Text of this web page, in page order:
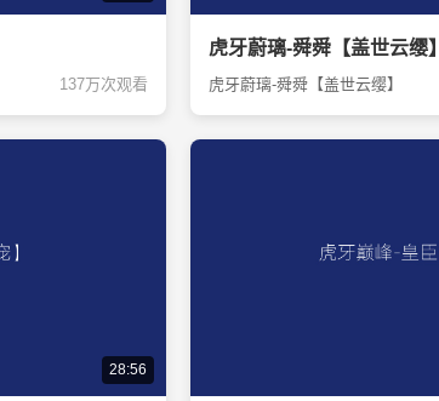
137万次观看
虎牙蔚璃-舜舜【盖世云缨】
虎牙蔚璃-舜舜【盖世云缨】
28:56